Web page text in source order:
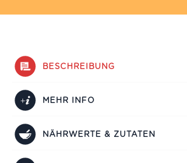
BESCHREIBUNG
MEHR INFO
NÄHRWERTE & ZUTATEN